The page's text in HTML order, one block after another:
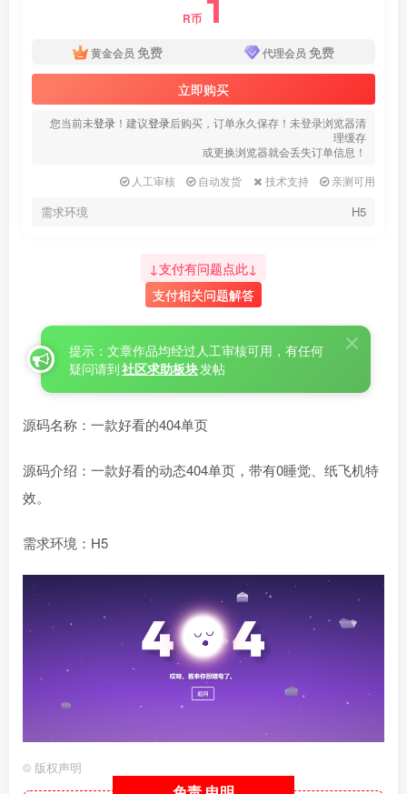
R币
黄金会员 免费 代理会员 免费
立即购买
您当前未登录 ！建议登录后购买，订单永久保存！未登录浏览器清
理缓存
或更换浏览器就会丢失订单信息！
人工审核
自动发货 技术支持 亲测可用
需求环境 H5
↓支付有问题点此↓
支付相关问题解答
提示：文章作品均经过人工审核可用，有任何
疑问请到社区求助板块发帖
源码名称：一款好看的404单页
源码介绍：一款好看的动态404单页，带有0睡觉、纸飞机特
效。
需求环境：H5
© 版权声明